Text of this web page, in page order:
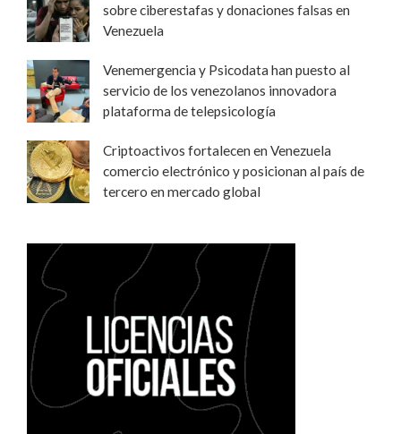
sobre ciberestafas y donaciones falsas en
Venezuela
Venemergencia y Psicodata han puesto al
servicio de los venezolanos innovadora
plataforma de telepsicología
Criptoactivos fortalecen en Venezuela
comercio electrónico y posicionan al país de
tercero en mercado global